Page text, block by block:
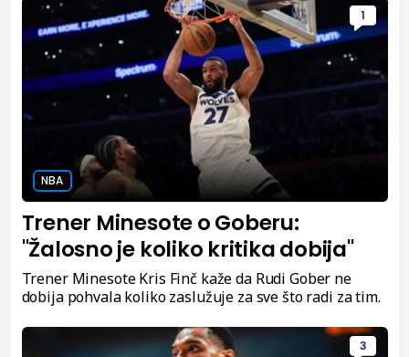
1
NBA
Trener Minesote o Goberu:
"Žalosno je koliko kritika dobija"
Trener Minesote Kris Finč kaže da Rudi Gober ne
dobija pohvala koliko zaslužuje za sve što radi za tim.
3